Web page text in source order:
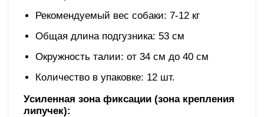
Рекомендуемый вес собаки: 7-12 кг
Общая длина подгузника: 53 см
Окружность талии: от 34 см до 40 см
Количество в упаковке: 12 шт.
Усиленная зона фиксации (зона крепления
липучек):